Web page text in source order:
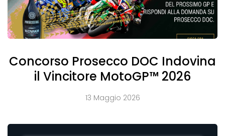
Concorso Prosecco DOC Indovina
il Vincitore MotoGP™ 2026
13 Maggio 2026